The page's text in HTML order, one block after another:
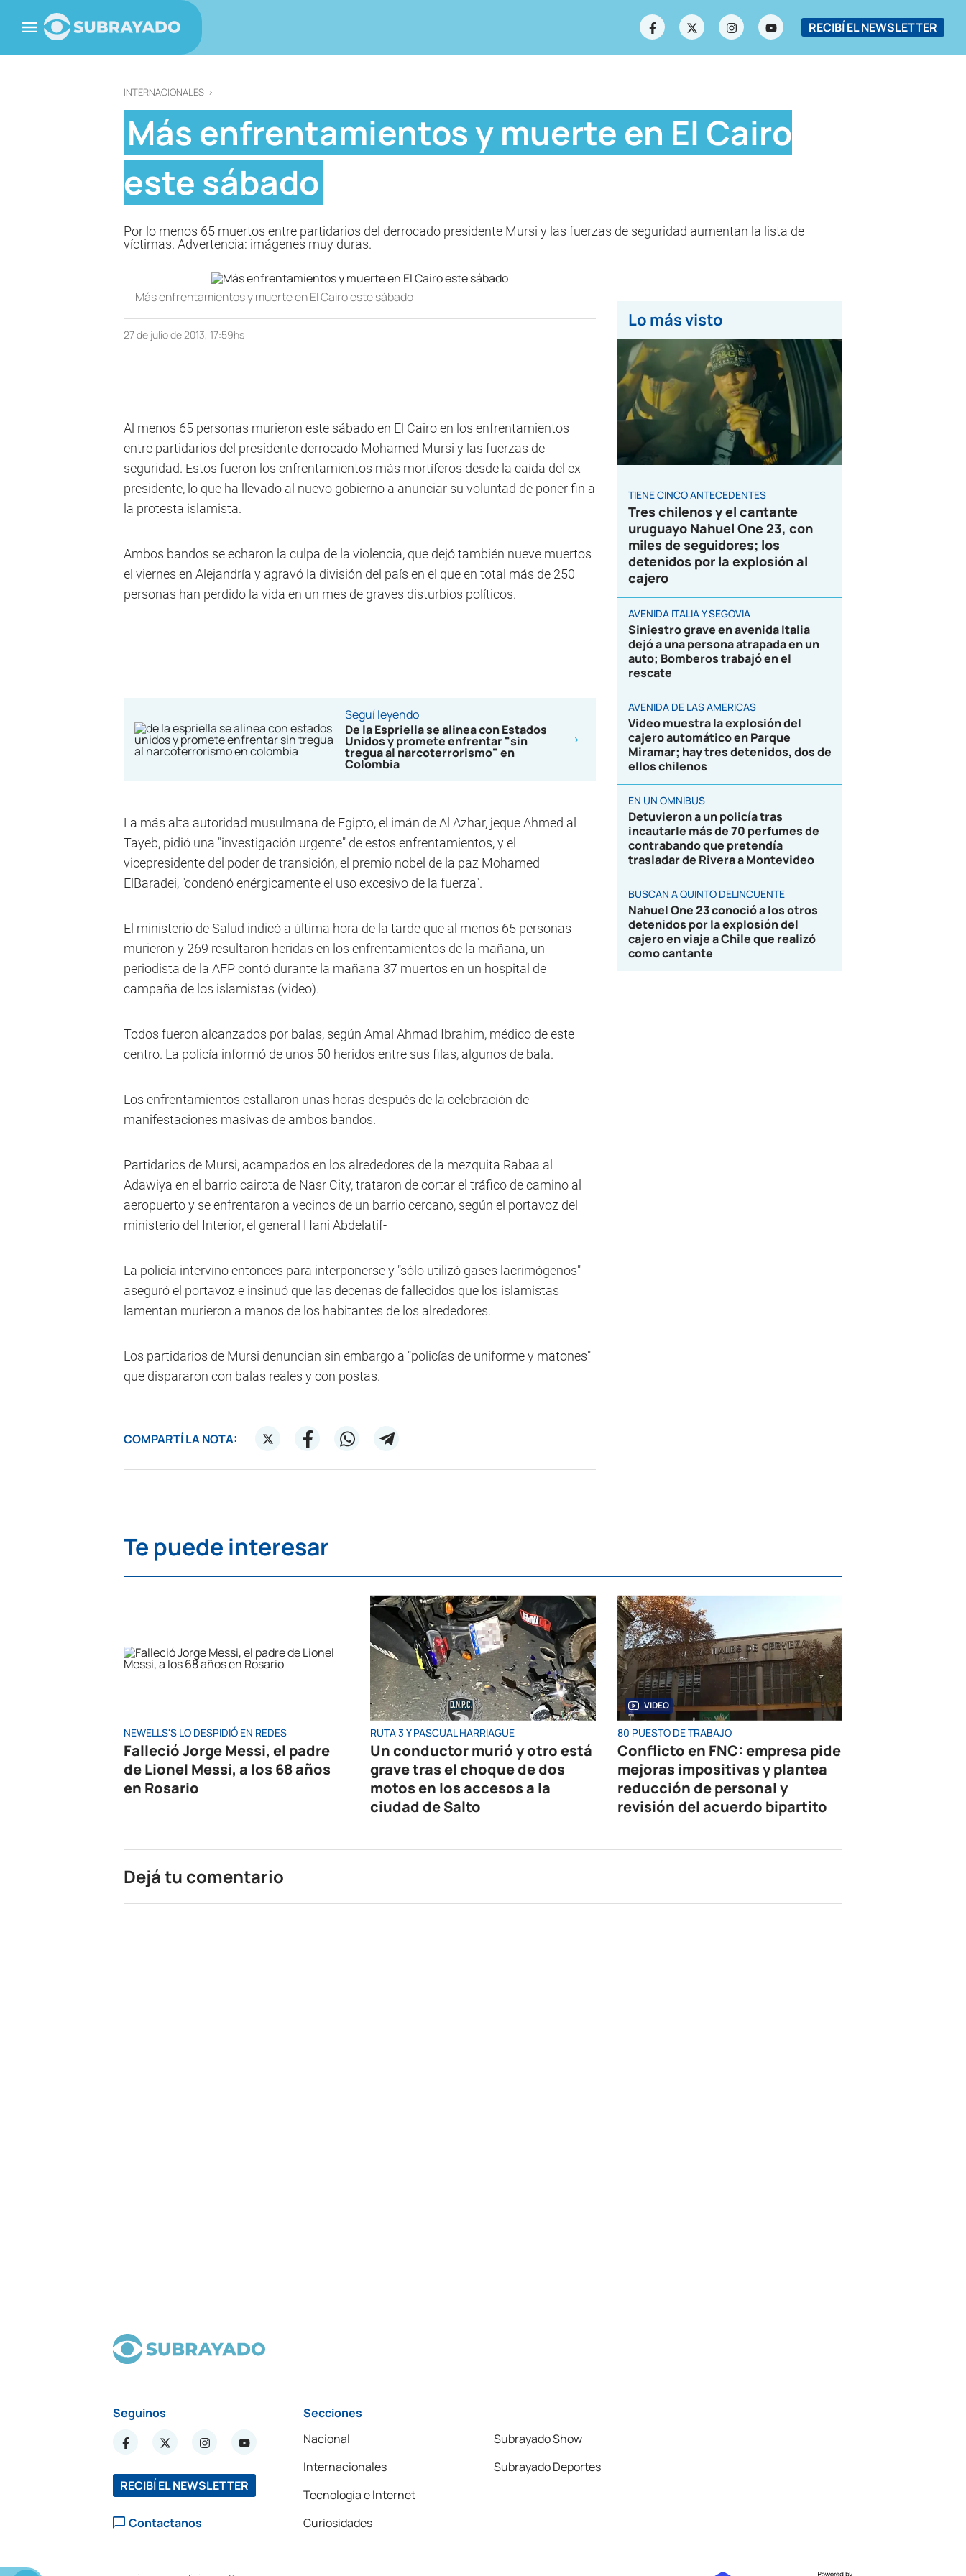
RECIBÍ EL NEWSLETTER
INTERNACIONALES >
Más enfrentamientos y muerte en El Cairo
este sábado
Por lo menos 65 muertos entre partidarios del derrocado presidente Mursi y las fuerzas de seguridad aumentan la lista de
víctimas. Advertencia: imágenes muy duras.
Más enfrentamientos y muerte en El Cairo este sábado
27 de julio de 2013, 17:59hs
Al menos 65 personas murieron este sábado en El Cairo en los enfrentamientos
entre partidarios del presidente derrocado Mohamed Mursi y las fuerzas de
seguridad. Estos fueron los enfrentamientos más mortíferos desde la caída del ex
presidente, lo que ha llevado al nuevo gobierno a anunciar su voluntad de poner fin a
la protesta islamista.
Ambos bandos se echaron la culpa de la violencia, que dejó también nueve muertos
el viernes en Alejandría y agravó la división del país en el que en total más de 250
personas han perdido la vida en un mes de graves disturbios políticos.
Seguí leyendo
De la Espriella se alinea con Estados
Unidos y promete enfrentar "sin
tregua al narcoterrorismo" en
Colombia
La más alta autoridad musulmana de Egipto, el imán de Al Azhar, jeque Ahmed al
Tayeb, pidió una "investigación urgente" de estos enfrentamientos, y el
vicepresidente del poder de transición, el premio nobel de la paz Mohamed
ElBaradei, "condenó enérgicamente el uso excesivo de la fuerza".
El ministerio de Salud indicó a última hora de la tarde que al menos 65 personas
murieron y 269 resultaron heridas en los enfrentamientos de la mañana, un
periodista de la AFP contó durante la mañana 37 muertos en un hospital de
campaña de los islamistas (video).
Todos fueron alcanzados por balas, según Amal Ahmad Ibrahim, médico de este
centro. La policía informó de unos 50 heridos entre sus filas, algunos de bala.
Los enfrentamientos estallaron unas horas después de la celebración de
manifestaciones masivas de ambos bandos.
Partidarios de Mursi, acampados en los alrededores de la mezquita Rabaa al
Adawiya en el barrio cairota de Nasr City, trataron de cortar el tráfico de camino al
aeropuerto y se enfrentaron a vecinos de un barrio cercano, según el portavoz del
ministerio del Interior, el general Hani Abdelatif-
La policía intervino entonces para interponerse y "sólo utilizó gases lacrimógenos"
aseguró el portavoz e insinuó que las decenas de fallecidos que los islamistas
lamentan murieron a manos de los habitantes de los alrededores.
Los partidarios de Mursi denuncian sin embargo a "policías de uniforme y matones"
que dispararon con balas reales y con postas.
COMPARTÍ LA NOTA:
Lo más visto
TIENE CINCO ANTECEDENTES
Tres chilenos y el cantante
uruguayo Nahuel One 23, con
miles de seguidores; los
detenidos por la explosión al
cajero
AVENIDA ITALIA Y SEGOVIA
Siniestro grave en avenida Italia
dejó a una persona atrapada en un
auto; Bomberos trabajó en el
rescate
AVENIDA DE LAS AMÉRICAS
Video muestra la explosión del
cajero automático en Parque
Miramar; hay tres detenidos, dos de
ellos chilenos
EN UN ÓMNIBUS
Detuvieron a un policía tras
incautarle más de 70 perfumes de
contrabando que pretendía
trasladar de Rivera a Montevideo
BUSCAN A QUINTO DELINCUENTE
Nahuel One 23 conoció a los otros
detenidos por la explosión del
cajero en viaje a Chile que realizó
como cantante
Te puede interesar
NEWELLS'S LO DESPIDIÓ EN REDES
Falleció Jorge Messi, el padre
de Lionel Messi, a los 68 años
en Rosario
RUTA 3 Y PASCUAL HARRIAGUE
Un conductor murió y otro está
grave tras el choque de dos
motos en los accesos a la
ciudad de Salto
VIDEO
80 PUESTO DE TRABAJO
Conflicto en FNC: empresa pide
mejoras impositivas y plantea
reducción de personal y
revisión del acuerdo bipartito
Dejá tu comentario
Seguinos
RECIBÍ EL NEWSLETTER
Contactanos
Secciones
Nacional
Internacionales
Tecnología e Internet
Curiosidades
Subrayado Show
Subrayado Deportes